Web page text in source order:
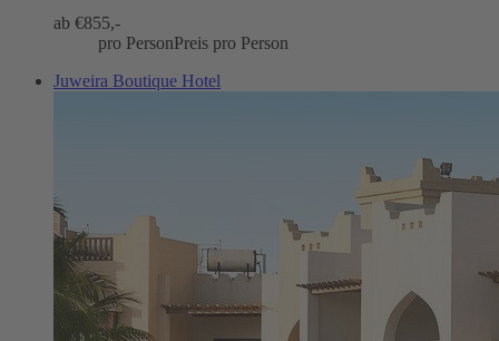
ab €855,-
pro PersonPreis pro Person
Juweira Boutique Hotel